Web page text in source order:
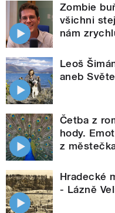
Zombie
všichni
nám
Leoš
aneb
Četba z
hody.
z
Hradecké
- Lázně